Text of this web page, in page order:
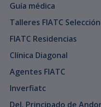
Guía médica
Talleres FIATC Selección
FIATC Residencias
Clínica Diagonal
Agentes FIATC
Inverfiatc
Del. Principado de